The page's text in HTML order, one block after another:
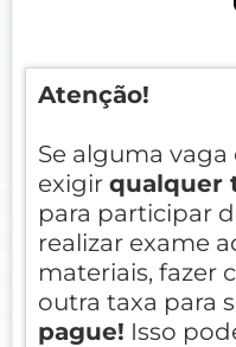
Atenção!
Se alguma
exigir qualquer
para participar
realizar exame
materiais, fazer
outra taxa para
pague! Isso